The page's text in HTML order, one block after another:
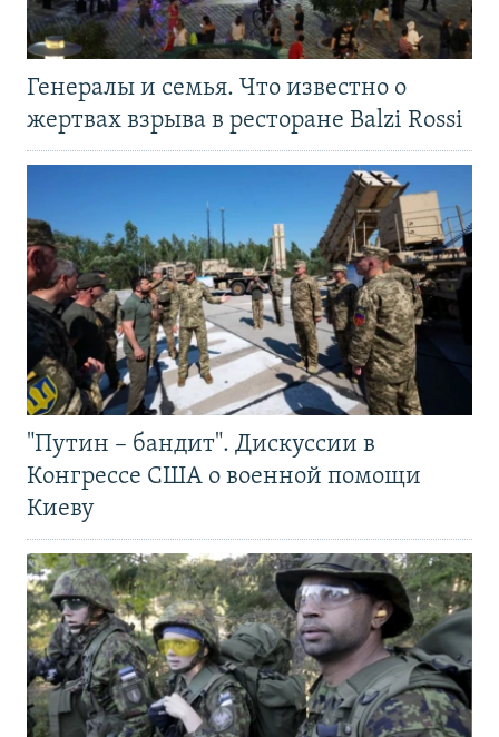
Генералы и семья. Что известно о
жертвах взрыва в ресторане Balzi Rossi
"Путин – бандит". Дискуссии в
Конгрессе США о военной помощи
Киеву